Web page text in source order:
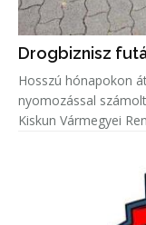
Drogbiznisz
Hosszú hónapokon
nyomozással
Kiskun Vármegyei